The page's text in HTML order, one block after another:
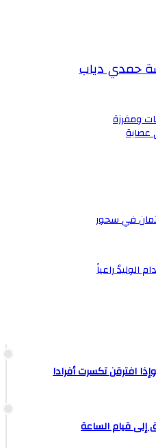
حمدي دياب
ومفرزة
عصابة
في سحور
راعياً
افترقن تكسرت أفرادا
إلى قيام الساعة